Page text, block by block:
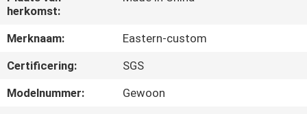
ONS
FABRIEKSREIS
herkomst:
Merknaam:
Eastern-custom
Certificering:
SGS
Modelnummer:
Gewoon